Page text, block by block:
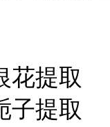
花提取
子提取